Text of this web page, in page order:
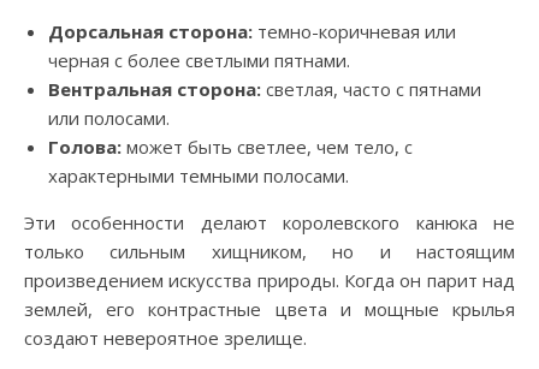
Дорсальная сторона: темно-коричневая или
черная с более светлыми пятнами.
Вентральная сторона: светлая, часто с пятнами
или полосами.
Голова: может быть светлее, чем тело, с
характерными темными полосами.
Эти особенности делают королевского канюка не
только сильным хищником, но и настоящим
произведением искусства природы. Когда он парит над
землей, его контрастные цвета и мощные крылья
создают невероятное зрелище.